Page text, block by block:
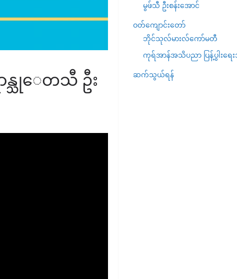
န္သုေတသီ ဦး
မွဖ်သီ ဦးစန်းအောင်
ဝတ်ကျောင်းတော်
ဘိုင်သုလ်မားလ်ကော်မတီ
ကုရ်အာန်အသိပညာ ပြန့်ပွါးရေ
ဆက်သွယ်ရန်